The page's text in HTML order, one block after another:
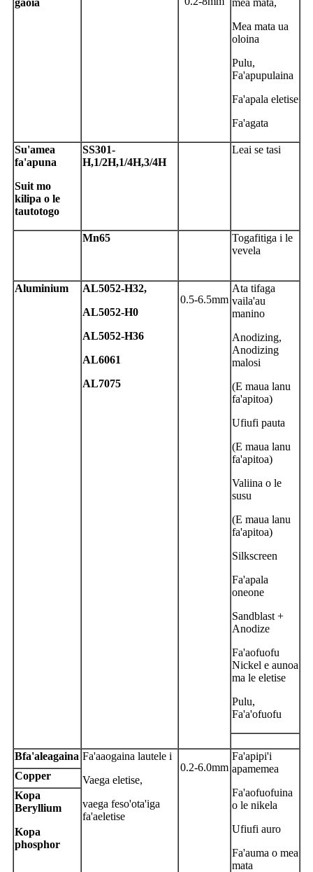
gaoia
mea mata,
Mea mata ua
oloina
Pulu,
Fa'apupulaina
Fa'apala eletise
Fa'agata
Su'amea
fa'apuna
Suit mo
kilipa o le
tautotogo
SS301-
H,1/2H,1/4H,3/4H
Leai se tasi
Mn65
Togafitiga i le
vevela
Aluminium AL5052-H32,
AL5052-H0
AL5052-H36
AL6061
AL7075
0.5-6.5mm
Ata tifaga
vaila'au
manino
Anodizing,
Anodizing
malosi
(E maua lanu
fa'apitoa)
Ufiufi pauta
(E maua lanu
fa'apitoa)
Valiina o le
susu
(E maua lanu
fa'apitoa)
Silkscreen
Fa'apala
oneone
Sandblast +
Anodize
Fa'aofuofu
Nickel e aunoa
ma le eletise
Pulu,
Fa'a'ofuofu
Bfa'aleagaina Fa'aaogaina lautele i
Vaega eletise,
vaega feso'ota'iga
fa'aeletise
0.2-6.0mm
Fa'apipi'i
apamemea
Fa'aofuofuina
o le nikela
Ufiufi auro
Fa'auma o mea
mata
Copper
Kopa
Beryllium
Kopa
phosphor